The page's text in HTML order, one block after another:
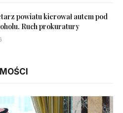
powiatu kierował autem pod
Ruch prokuratury